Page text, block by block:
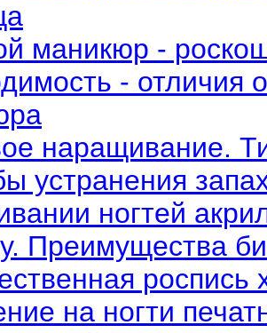
маникюр -
- отличия
наращивание.
устранения
ногтей
Преимущества
роспись
на ногти